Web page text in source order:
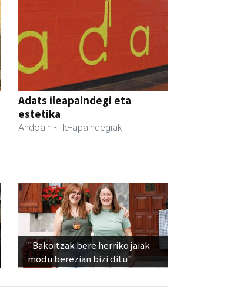
Adats ileapaindegi eta
estetika
Andoain - Ile-apaindegiak
"Bakoitzak bere herriko jaiak
modu berezian bizi ditu"